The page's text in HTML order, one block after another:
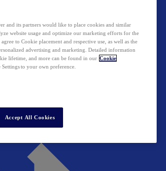
and its partners would like to place cookies and similar
website usage and optimize our marketing efforts for the
to Cookie placement and respective use, as well as the
advertising and marketing. Detailed information
lifetime, and more can be found in our Cookie
to your own preference.
Accept All Cookies